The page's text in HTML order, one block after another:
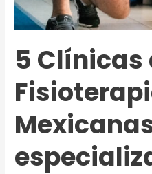
5 Clínicas